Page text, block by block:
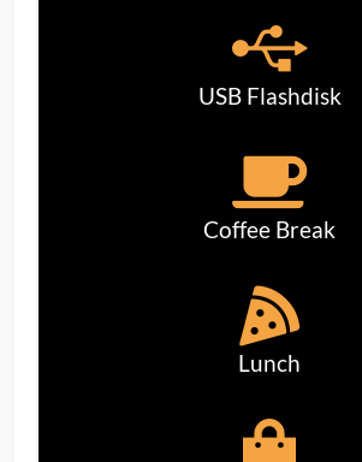
USB Flashdisk
Coffee Break
Lunch